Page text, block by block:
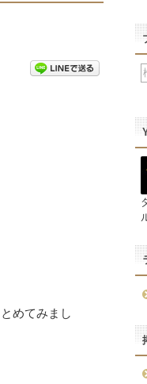
めてみまし